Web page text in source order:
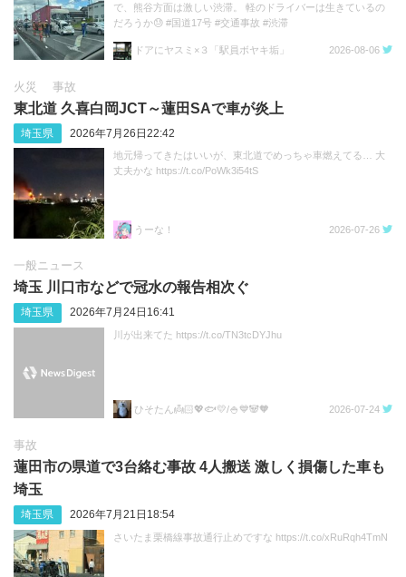
で、熊谷方面は激しい渋滞。 軽のドライバーは生きているの
だろうか😓 #国道17号 #交通事故 #渋滞
ドアにヤスミ×３「駅員ボヤキ垢」
2026-08-06
火災 事故
東北道 久喜白岡JCT～蓮田SAで車が炎上
埼玉県 2026年7月26日22:42
地元帰ってきたはいいが、東北道でめっちゃ車燃えてる… 大
丈夫かな https://t.co/PoWk3i54tS
うーな！ 2026-07-26
一般ニュース
埼玉 川口市などで冠水の報告相次ぐ
埼玉県 2026年7月24日16:41
川が出来てた https://t.co/TN3tcDYJhu
ひそたん👼🏻💖🐟️💛/🍚💙🐼🧡 2026-07-24
事故
蓮田市の県道で3台絡む事故 4人搬送 激しく損傷した車も
埼玉
埼玉県 2026年7月21日18:54
さいたま栗橋線事故通行止めですな https://t.co/xRuRqh4TmN